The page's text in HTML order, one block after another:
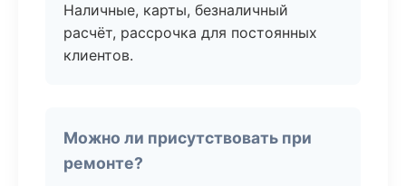
Наличные, карты, безналичный
расчёт, рассрочка для постоянных
клиентов.
Можно ли присутствовать при
ремонте?